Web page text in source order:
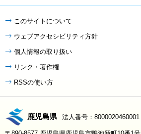
このサイトについて
ウェブアクセシビリティ方針
個人情報の取り扱い
リンク・著作権
RSSの使い方
鹿児島県 法人番号：8000020460001